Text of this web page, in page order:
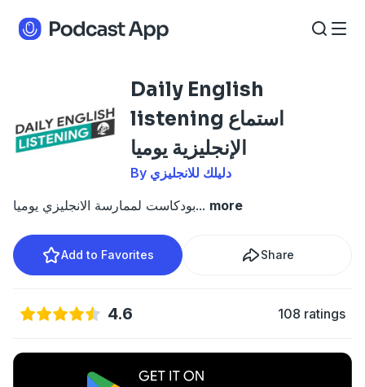
Daily English
listening ‏استماع
الإنجليزية يوميا
By دليلك للانجليزي
بودكاست لممارسة الانجليزي يوميا... more
Add to Favorites Share
4.6 108 ratings